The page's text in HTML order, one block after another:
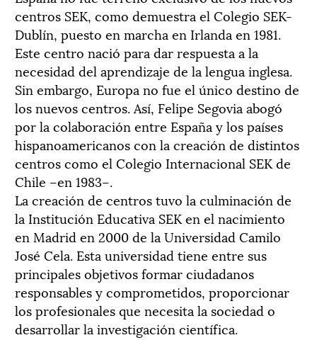
centros SEK, como demuestra el Colegio SEK-
Dublín, puesto en marcha en Irlanda en 1981.
Este centro nació para dar respuesta a la
necesidad del aprendizaje de la lengua inglesa.
Sin embargo, Europa no fue el único destino de
los nuevos centros. Así, Felipe Segovia abogó
por la colaboración entre España y los países
hispanoamericanos con la creación de distintos
centros como el Colegio Internacional SEK de
Chile –en 1983–.
La creación de centros tuvo la culminación de
la Institución Educativa SEK en el nacimiento
en Madrid en 2000 de la Universidad Camilo
José Cela. Esta universidad tiene entre sus
principales objetivos formar ciudadanos
responsables y comprometidos, proporcionar
los profesionales que necesita la sociedad o
desarrollar la investigación científica.